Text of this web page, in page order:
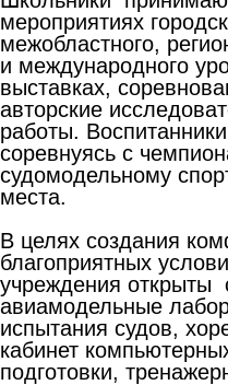
мероприятиях
межобластного,
и международного
выставках,
авторские
работы.
соревнуясь с
судомодельному
места.
В целях создания
благоприятных
учреждения открыты
авиамодельные
испытания судов,
кабинет
подготовки,